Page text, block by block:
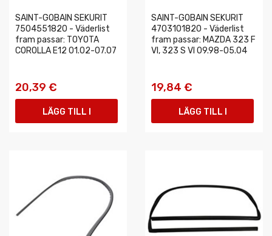
SAINT-GOBAIN SEKURIT
7504551820 - Väderlist
fram passar: TOYOTA
COROLLA E12 01.02-07.07
20,39 €
LÄGG TILL I
SAINT-GOBAIN SEKURIT
4703101820 - Väderlist
fram passar: MAZDA 323 F
VI, 323 S VI 09.98-05.04
19,84 €
LÄGG TILL I